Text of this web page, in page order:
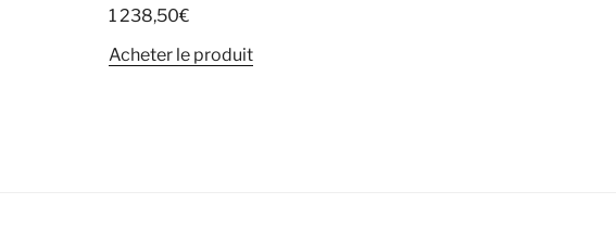
1 238,50€
Acheter le produit